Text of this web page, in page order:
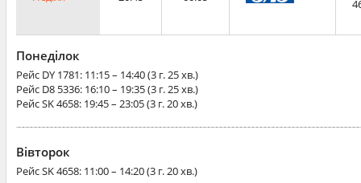
Понеділок
Рейс DY 1781: 11:15 – 14:40 (3 г. 25 хв.)
Рейс D8 5336: 16:10 – 19:35 (3 г. 25 хв.)
РейсSK 4658: 19:45 – 23:05 (3 г. 20 хв.)
Вівторок
РейсSK 4658: 11:00 – 14:20 (3 г. 20 хв.)